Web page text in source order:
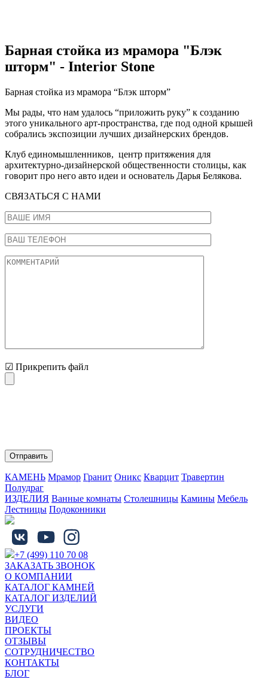
Барная стойка из мрамора "Блэк
шторм" - Interior Stone
Барная стойка из мрамора “Блэк шторм”
Мы рады, что нам удалось “приложить руку” к созданию
этого уникального арт-пространства, где под одной крышей
собрались экспозиции лучших дизайнерских брендов.
Клуб единомышленников, центр притяжения для
архитектурно-дизайнерской общественности столицы, как
говорит про него авто идеи и основатель Дарья Белякова.
СВЯЗАТЬСЯ С НАМИ
☑ Прикрепить файл
КАМЕНЬ Мрамор Гранит Оникс Кварцит Травертин
Полудраг
ИЗДЕЛИЯ Ванные комнаты Столешницы Камины Мебель
Лестницы Подоконники
+7 (499) 110 70 08
ЗАКАЗАТЬ ЗВОНОК
О КОМПАНИИ
КАТАЛОГ КАМНЕЙ
КАТАЛОГ ИЗДЕЛИЙ
УСЛУГИ
ВИДЕО
ПРОЕКТЫ
ОТЗЫВЫ
СОТРУДНИЧЕСТВО
КОНТАКТЫ
БЛОГ